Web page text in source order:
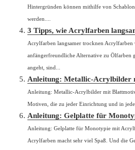
Hintergründen können mithilfe von
werden....
3 Tipps, wie Acrylfarben
Acrylfarben langsamer trocknen Acrylfarben
anfängerfreundliche Alternative zu Ölfarben
angeht, sind...
Anleitung: Metallic-Acrylbilder
Anleitung: Metallic-Acrylbilder mit
Motiven, die zu jeder Einrichtung und in
Anleitung: Gelplatte für
Anleitung: Gelplatte für Monotypie mit
Acrylfarben macht sehr viel Spaß. Und die